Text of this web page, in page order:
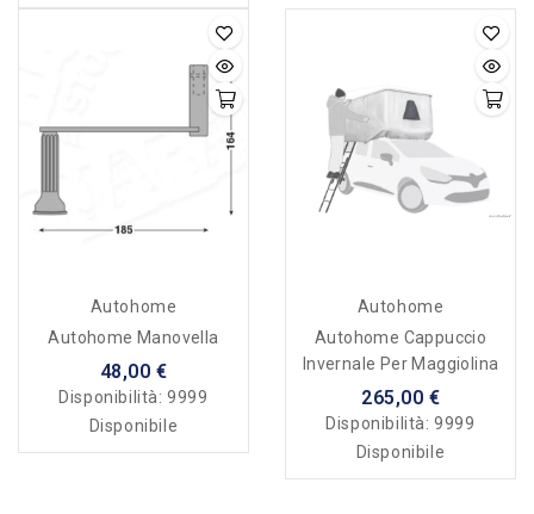
Maggiolina 4 x 4
Autohome
Autohome Manovella
48,00 €
Disponibilità:9999
Disponibile
Autohome
Autohome Cappuccio
Invernale Per Maggiolina
265,00 €
Disponibilità:9999
Disponibile